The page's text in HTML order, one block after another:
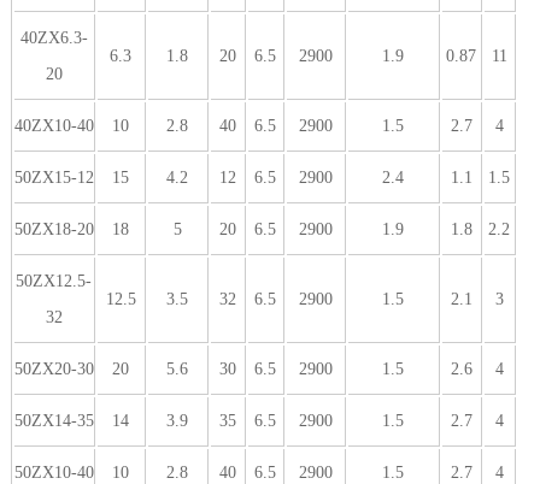
40ZX6.3-
20
6.3 1.8 20 6.5 2900 1.9 0.87 11
40ZX10-40 10 2.8 40 6.5 2900 1.5 2.7 4
50ZX15-12 15 4.2 12 6.5 2900 2.4 1.1 1.5
50ZX18-20 18 5 20 6.5 2900 1.9 1.8 2.2
50ZX12.5-
32
12.5 3.5 32 6.5 2900 1.5 2.1 3
50ZX20-30 20 5.6 30 6.5 2900 1.5 2.6 4
50ZX14-35 14 3.9 35 6.5 2900 1.5 2.7 4
50ZX10-40 10 2.8 40 6.5 2900 1.5 2.7 4